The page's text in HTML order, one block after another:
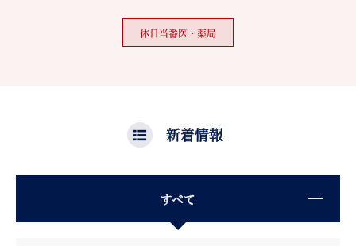
休日当番医・薬局
新着情報
すべて